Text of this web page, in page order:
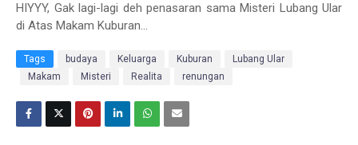
HIYYY, Gak lagi-lagi deh penasaran sama Misteri Lubang Ular
di Atas Makam Kuburan...
Tags budaya Keluarga Kuburan
Lubang Ular
Makam
Misteri Realita renungan